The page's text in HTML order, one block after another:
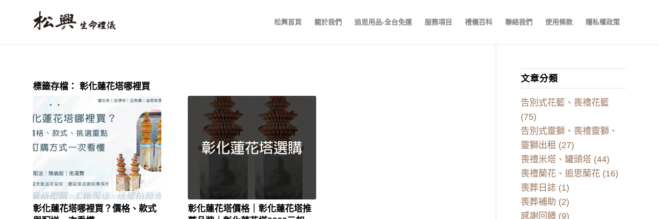
松興首頁 關於我們 追思用品-全台免運 服務項目 禮儀百科 聯絡我們 使用條款 隱私權政策
標籤存檔： 彰化蓮花塔哪裡買
彰化蓮花塔哪裡買？價格、款式
彰化蓮花塔價格｜彰化蓮花塔推
文章分類
告別式花籃、喪禮花籃
(75)
告別式靈獅、喪禮靈獅、
靈獅出租 (27)
喪禮米塔、罐頭塔 (44)
喪禮蘭花、追思蘭花(16)
喪葬日誌 (1)
喪葬補助 (2)
感謝回饋(9)